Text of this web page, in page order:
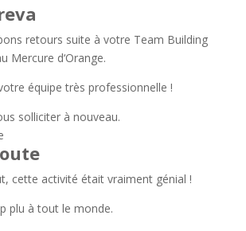
retours suite à votre Team Building
Mercure d‘Orange.
équipe très professionnelle !
solliciter à nouveau.
cette activité était vraiment génial !
plu à tout le monde.